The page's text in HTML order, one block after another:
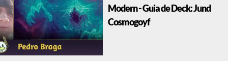
Modern - Guia de Deck: Jund
Cosmogoyf